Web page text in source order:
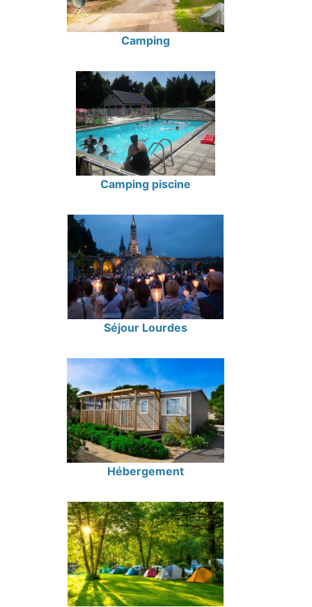
Camping
Camping piscine
Séjour Lourdes
Hébergement